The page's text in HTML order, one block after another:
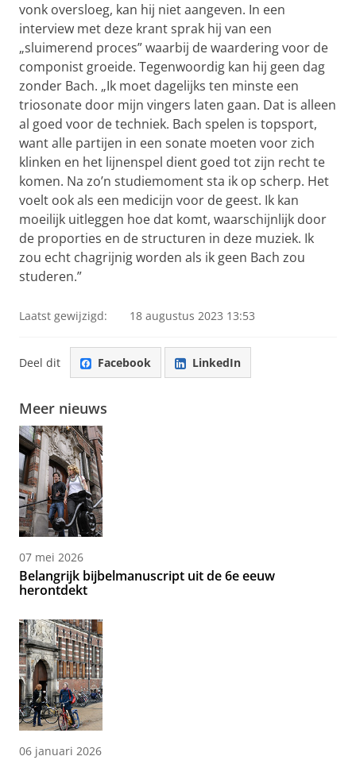
vonk oversloeg, kan hij niet aangeven. In een
interview met deze krant sprak hij van een
„sluimerend proces” waarbij de waardering voor de
componist groeide. Tegenwoordig kan hij geen dag
zonder Bach. „Ik moet dagelijks ten minste een
triosonate door mijn vingers laten gaan. Dat is alleen
al goed voor de techniek. Bach spelen is topsport,
want alle partijen in een sonate moeten voor zich
klinken en het lijnenspel dient goed tot zijn recht te
komen. Na zo’n studiemoment sta ik op scherp. Het
voelt ook als een medicijn voor de geest. Ik kan
moeilijk uitleggen hoe dat komt, waarschijnlijk door
de proporties en de structuren in deze muziek. Ik
zou echt chagrijnig worden als ik geen Bach zou
studeren.”
Laatst gewijzigd: 18 augustus 2023 13:53
Deel dit Facebook LinkedIn
Meer nieuws
07 mei 2026
Belangrijk bijbelmanuscript uit de 6e eeuw
herontdekt
06 januari 2026